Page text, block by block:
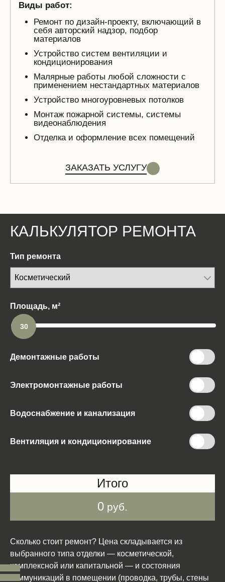
Виды работ:
Ремонт по дизайн-проекту, включающий в
себя авторский надзор, подбор
материалов
Устройство систем вентиляции и
кондиционирования
Малярные работы любой сложности с
применением нестандартных материалов
Устройство многоуровневых потолков
Монтаж пожарной системы, системы
видеонаблюдения
Отделка и оформление всех помещений
ЗАКАЗАТЬ УСЛУГУ
КАЛЬКУЛЯТОР РЕМОНТА
Тип ремонта
Площадь, м²
30
Демонтажные работы
Электромонтажные работы
Водоснабжение и канализация
Вентиляция и кондиционирование
Итого
0 руб.
Сколько стоит ремонт? Цена складывается из
выбранного типа отделки — косметической,
комплексной или капитальной — и состояния
коммуникаций в помещении (проводка, трубы, стены